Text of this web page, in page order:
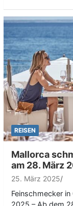
REISEN
Mallorca
am 28. März
25. März 2025
Feinschmecker